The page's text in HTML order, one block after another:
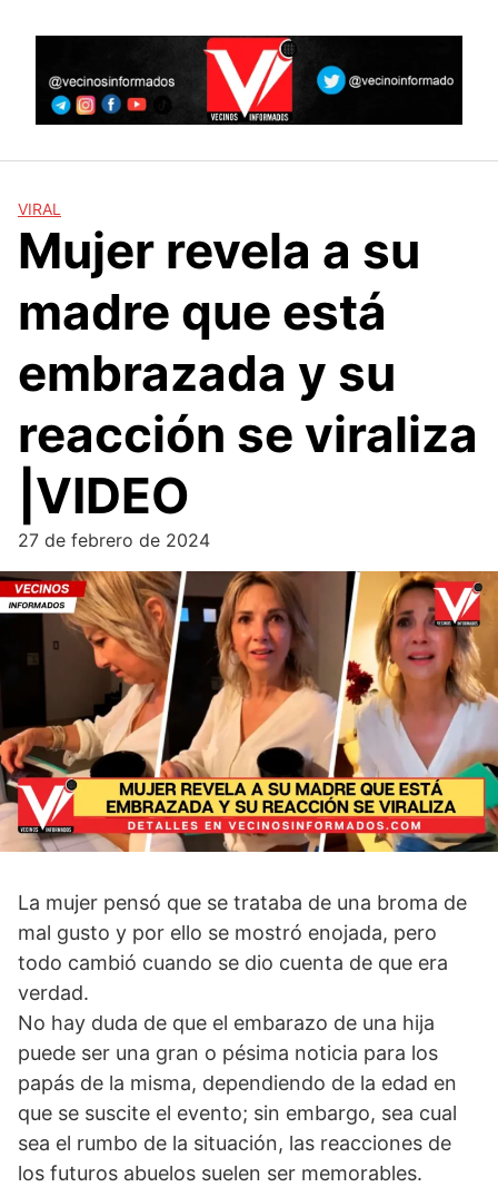
VIRAL
Mujer revela a su
madre que está
embrazada y su
reacción se viraliza
|VIDEO
27 de febrero de 2024
La mujer pensó que se trataba de una broma de
mal gusto y por ello se mostró enojada, pero
todo cambió cuando se dio cuenta de que era
verdad.
No hay duda de que el embarazo de una hija
puede ser una gran o pésima noticia para los
papás de la misma, dependiendo de la edad en
que se suscite el evento; sin embargo, sea cual
sea el rumbo de la situación, las reacciones de
los futuros abuelos suelen ser memorables.